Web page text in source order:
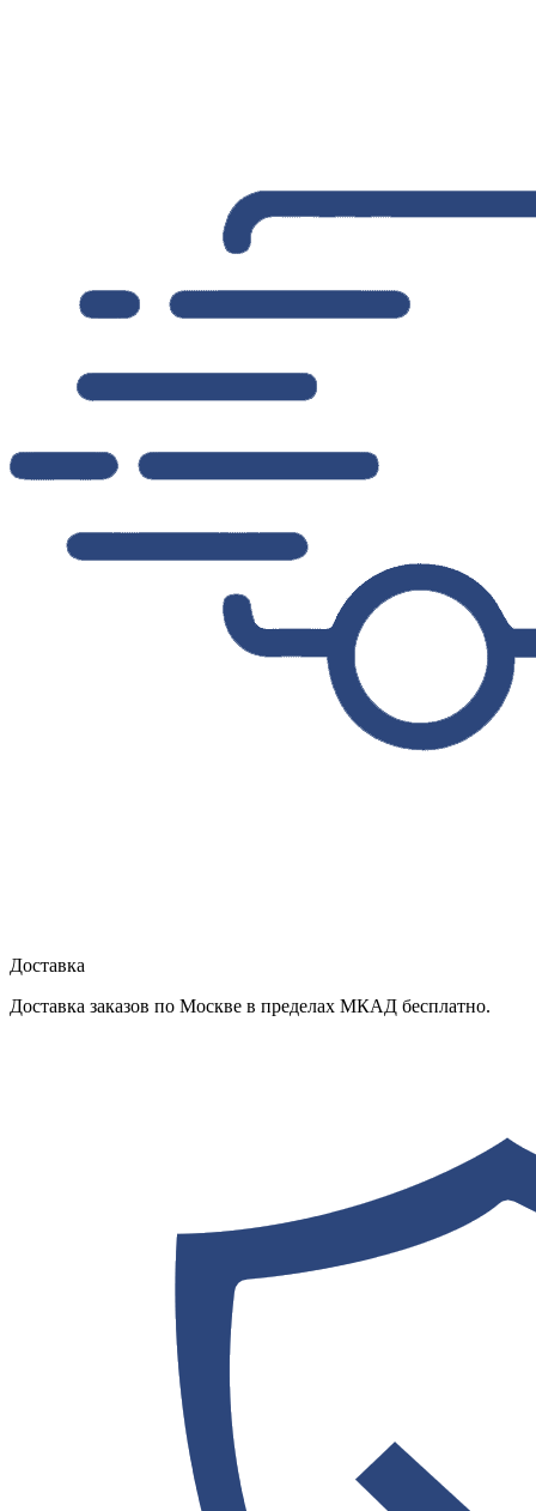
Доставка
Доставка заказов по Москве в пределах МКАД бесплатно.